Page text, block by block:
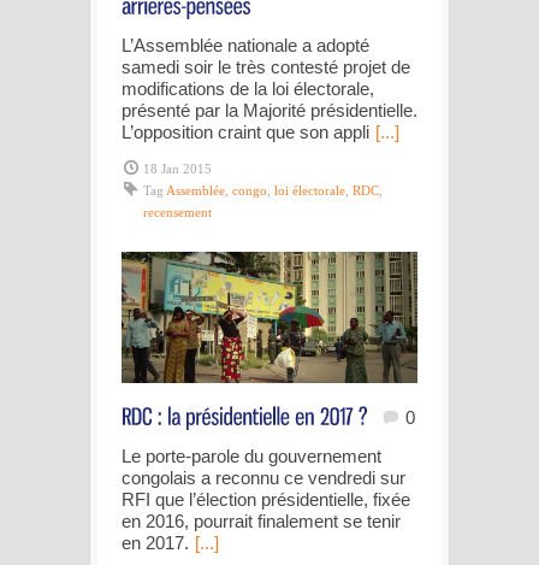
L’Assemblée nationale a adopté
samedi soir le très contesté projet de
modifications de la loi électorale,
présenté par la Majorité présidentielle.
L’opposition craint que son appli [...]
18 Jan 2015
Tag Assemblée congo loi électorale RDC
recensement
0
Le porte-parole du gouvernement
congolais a reconnu ce vendredi sur
RFI que l’élection présidentielle, fixée
en 2016, pourrait finalement se tenir
en 2017. [...]